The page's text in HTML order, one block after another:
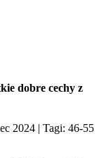
dobre cechy z
2024 | Tagi: 46-55